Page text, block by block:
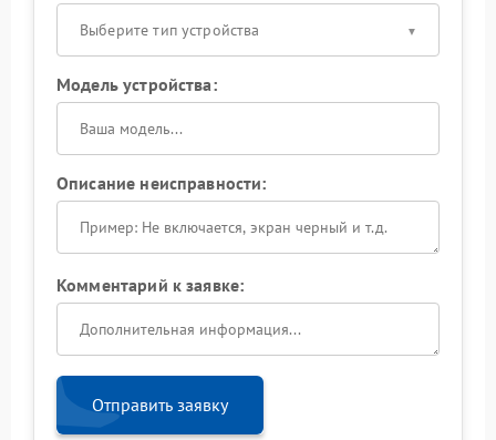
Выберите тип устройства
Модель устройства:
Описание неисправности:
Комментарий к заявке:
Отправить заявку